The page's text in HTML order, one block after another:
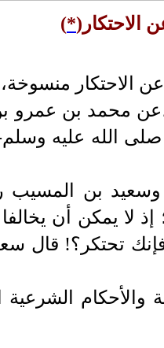
(
*
)
الاحتكار منسوخة،
محمد بن عمرو
الله عليه وسلم-
بن المسيب
لا يمكن أن
تحتكر؟! قال